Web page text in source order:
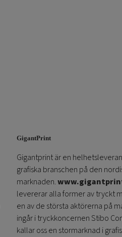
GigantPrint
Gigantprint är en
grafiska branschen på den
marknaden.
levererar alla former av tryckt
en av de största aktörerna på
ingår i tryckkoncernen Stibo
kallar oss en stormarknad i